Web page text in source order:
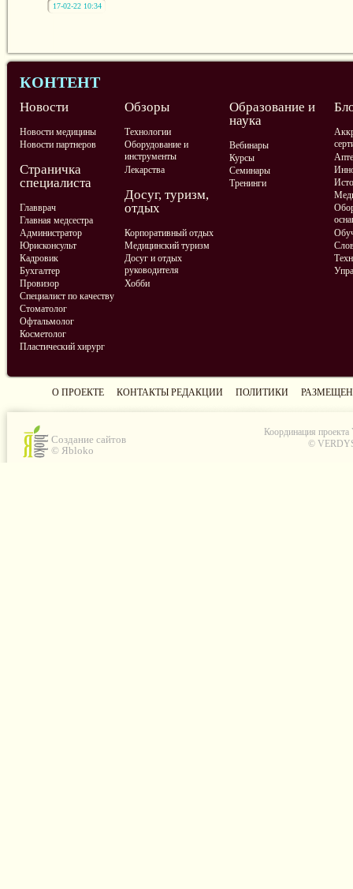
17-02-22 10:34
КОНТЕНТ
Новости
Новости медицины
Новости партнеров
Обзоры
Технологии
Оборудование и
инструменты
Лекарства
Образование и
наука
Вебинары
Курсы
Семинары
Тренинги
Страничка
специалиста
Главврач
Главная медсестра
Администратор
Юрисконсульт
Кадровик
Бухгалтер
Провизор
Специалист по качеству
Стоматолог
Офтальмолог
Косметолог
Пластический хирург
Досуг, туризм,
отдых
Корпоративный отдых
Медицинский туризм
Досуг и отдых
руководителя
Хобби
О ПРОЕКТЕ КОНТАКТЫ РЕДАКЦИИ ПОЛИТИКИ
Создание сайтов
© Яbloko
Координация проекта
©